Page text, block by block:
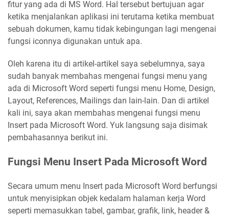
fitur yang ada di MS Word. Hal tersebut bertujuan agar
ketika menjalankan aplikasi ini terutama ketika membuat
sebuah dokumen, kamu tidak kebingungan lagi mengenai
fungsi iconnya digunakan untuk apa.
Oleh karena itu di artikel-artikel saya sebelumnya, saya
sudah banyak membahas mengenai fungsi menu yang
ada di Microsoft Word seperti fungsi menu Home, Design,
Layout, References, Mailings dan lain-lain. Dan di artikel
kali ini, saya akan membahas mengenai fungsi menu
Insert pada Microsoft Word. Yuk langsung saja disimak
pembahasannya berikut ini.
Fungsi Menu Insert Pada Microsoft Word
Secara umum menu Insert pada Microsoft Word berfungsi
untuk menyisipkan objek kedalam halaman kerja Word
seperti memasukkan tabel, gambar, grafik, link, header &